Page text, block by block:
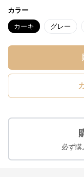
カラー
カーキ グレー
必ず購